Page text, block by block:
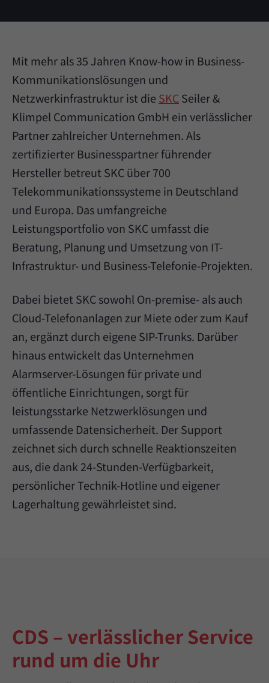
Mit mehr als 35 Jahren Know-how in Business-
Kommunikationslösungen und
Netzwerkinfrastruktur ist die SKCSeiler &
Klimpel Communication GmbH ein verlässlicher
Partner zahlreicher Unternehmen. Als
zertifizierter Businesspartner führender
Hersteller betreut SKC über 700
Telekommunikationssysteme in Deutschland
und Europa. Das umfangreiche
Leistungsportfolio von SKC umfasst die
Beratung, Planung und Umsetzung von IT-
Infrastruktur- und Business-Telefonie-Projekten.
Dabei bietet SKC sowohl On-premise- als auch
Cloud-Telefonanlagen zur Miete oder zum Kauf
an, ergänzt durch eigene SIP-Trunks. Darüber
hinaus entwickelt das Unternehmen
Alarmserver-Lösungen für private und
öffentliche Einrichtungen, sorgt für
leistungsstarke Netzwerklösungen und
umfassende Datensicherheit. Der Support
zeichnet sich durch schnelle Reaktionszeiten
aus, die dank 24-Stunden-Verfügbarkeit,
persönlicher Technik-Hotline und eigener
Lagerhaltung gewährleistet sind.
CDS – verlässlicher Service
rund um die Uhr